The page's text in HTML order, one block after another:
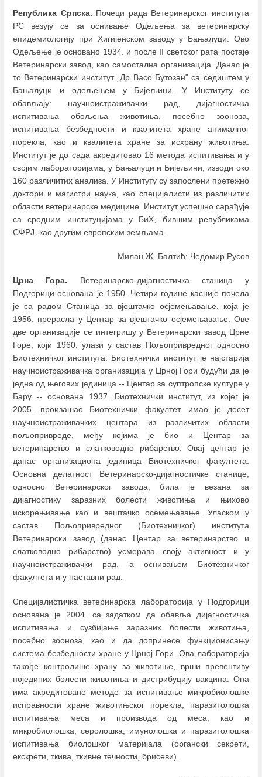
Република Српска. Почеци рада Ветеринарског института
РС везују се за оснивање Одељења за ветеринарску
епидемиологију при Хигијенском заводу у Бањалуци. Ово
Одељење је основано 1934. и после II светског рата постаје
Ветеринарски завод, као самостална организација. Данас је
то Ветеринарски институт „Др Васо Бутозан" са седиштем у
Бањалуци и одељењем у Бијељини. У Институту се
обављају: научноистраживачки рад, дијагностичка
испитивања обољења животиња, посебно зооноза,
испитивања безбедности и квалитета хране анималног
порекла, као и квалитета хране за исхрану животиња.
Институт је до сада акредитовао 16 метода испитивања и у
својим лабораторијама, у Бањалуци и Бијељини, изводи око
160 различитих анализа. У Институту су запослени претежно
доктори и магистри наука, као специјалисти из различитих
области ветеринарске медицине. Институт успешно сарађује
са сродним институцијама у БиХ, бившим републикама
СФРЈ, као другим европским земљама.
Милан Ж. Балтић; Чедомир Русов
Црна Гора. Ветеринарско-дијагностичка станица у
Подгорици основана је 1950. Четири године касније почела
је са радом Станица за вјештачко осјемењавање, која је
1956. прерасла у Центар за вјештачко осјемењавање. Ове
две организације се интегришу у Ветеринарски завод Црне
Горе, који 1960. улази у састав Пољопривредног односно
Биотехничког института. Биотехнички институт је најстарија
научноистраживачка организација у Црној Гори будући да је
једна од његових јединица -- Центар за суптропске културе у
Бару -- основана 1937. Биотехнички институт, из којег је
2005. произашао Биотехнички факултет, имао је десет
научноистраживачких центара из различитих области
пољопривреде, међу којима је био и Центар за
ветеринарство и слатководно рибарство. Овај центар је
данас организациона јединица Биотехничког факултета.
Основна делатност Ветеринарско-дијагностичке станице,
односно Ветеринарског завода, била је везана за
дијагностику заразних болести животиња и њихово
искорењивање као и вештачко осемењавање. Уласком у
састав Пољопривредног (Биотехничког) института
Ветеринарски завод (данас Центар за ветеринарство и
слатководно рибарство) усмерава своју активност и у
научноистраживачки рад, а оснивањем Биотехничког
факултета и у наставни рад.
Специјалистичка ветеринарска лабораторија у Подгорици
основана је 2004. са задатком да обавља дијагностичка
испитивања и сузбијање заразних болести животиња,
посебно зооноза, као и да допринесе функционисању
система безбедности хране у Црној Гори. Ова лабораторија
такође контролише храну за животиње, врши превентиву
појединих болести животиња и дистрибуцију вакцина. Она
има акредитоване методе за испитивање микробиолошке
исправности хране животињског порекла, паразитолошка
испитивања меса и производа од меса, као и
микробиолошка, серолошка, имунолошка и паразитолошка
испитивања биолошког материјала (органски секрети,
екскрети, ткива, ткивне течности, брисеви).